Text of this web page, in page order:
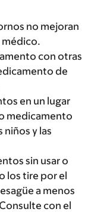
no mejoran
médico.
con otras
de
en un lugar
medicamento
niños y las
sin usar o
los tire por el
a menos
con el